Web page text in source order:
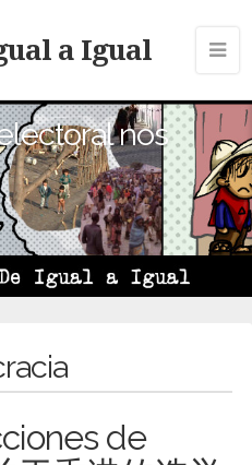
a Igual
nos
de